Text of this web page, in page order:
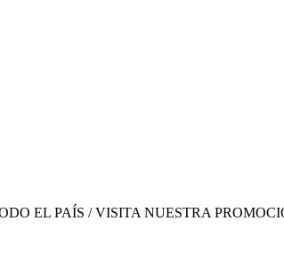
EL PAÍS / VISITA NUESTRA